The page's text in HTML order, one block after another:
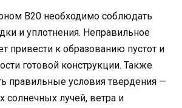
В20 необходимо соблюдать
и уплотнения. Неправильное
привести к образованию пустот и
готовой конструкции. Также
правильные условия твердения —
солнечных лучей, ветра и